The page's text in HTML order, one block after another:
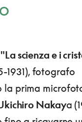
"La scienza e i
1931), fotografo
la prima
Nakaya